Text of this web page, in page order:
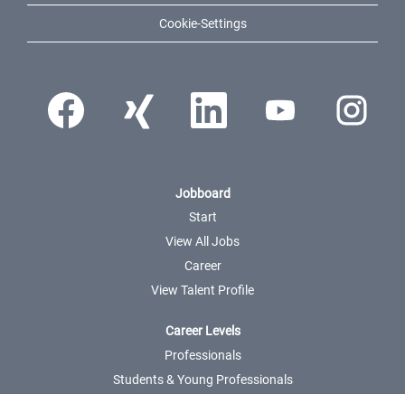
Cookie-Settings
Opens in a new tab.Opens in a new tab.Opens in a new tab.Opens in a new tab.Opens in a
Jobboard
Start
View All Jobs
Career
View Talent Profile
Career Levels
Professionals
Students & Young Professionals